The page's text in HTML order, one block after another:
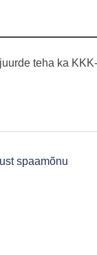
teha ka
spaamõnu